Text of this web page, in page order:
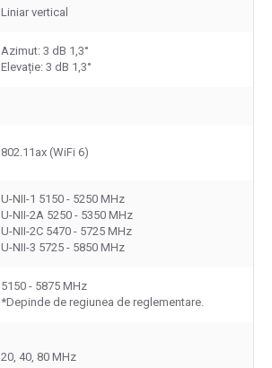
Liniar vertical
Azimut: 3 dB 1,3°
Elevație: 3 dB 1,3°
802.11ax (WiFi 6)
U-NII-1 5150 - 5250 MHz
U-NII-2A 5250 - 5350 MHz
U-NII-2C 5470 - 5725 MHz
U-NII-3 5725 - 5850 MHz
5150 - 5875 MHz
*Depinde de regiunea de reglementare.
20, 40, 80 MHz